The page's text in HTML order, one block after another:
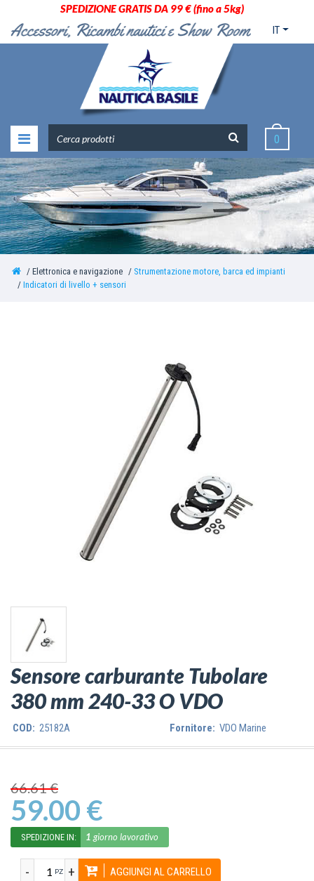
SPEDIZIONE GRATIS DA 99 € (fino a 5kg)
IT
0
Elettronica e navigazione
Strumentazione motore, barca ed impianti
Indicatori di livello + sensori
Sensore carburante Tubolare
380 mm 240-33 O VDO
COD: 25182A Fornitore: VDO Marine
66.61 €
59.00 €
SPEDIZIONE IN: 1 giorno lavorativo
PZ +
- AGGIUNGI AL CARRELLO